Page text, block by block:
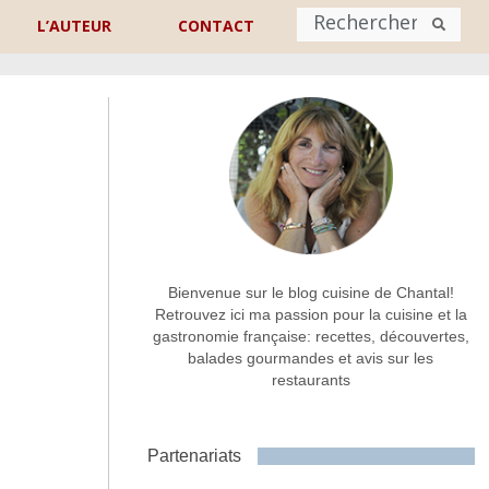
L’AUTEUR CONTACT
Nom
Commentaire ou message *
Bienvenue sur le blog cuisine de Chantal!
Retrouvez ici ma passion pour la cuisine et la
gastronomie française: recettes, découvertes,
balades gourmandes et avis sur les
restaurants
Partenariats